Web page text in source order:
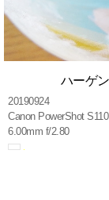
ハーゲ
20190924
Canon PowerShot S110
6.00mm f/2.80